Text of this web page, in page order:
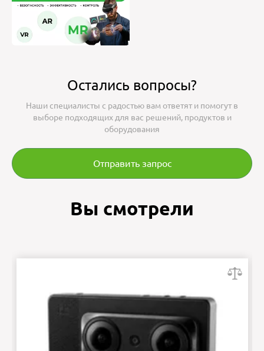
Остались вопросы?
Наши специалисты с радостью вам ответят и помогут в
выборе подходящих для вас решений, продуктов и
оборудования
Отправить запрос
Вы смотрели